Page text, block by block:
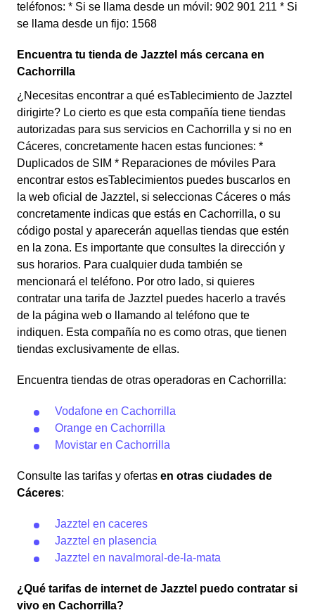
teléfonos: * Si se llama desde un móvil: 902 901 211 * Si
se llama desde un fijo: 1568
Encuentra tu tienda de Jazztel más cercana en
Cachorrilla
¿Necesitas encontrar a qué esTablecimiento de Jazztel
dirigirte? Lo cierto es que esta compañía tiene tiendas
autorizadas para sus servicios en Cachorrilla y si no en
Cáceres, concretamente hacen estas funciones: *
Duplicados de SIM * Reparaciones de móviles Para
encontrar estos esTablecimientos puedes buscarlos en
la web oficial de Jazztel, si seleccionas Cáceres o más
concretamente indicas que estás en Cachorrilla, o su
código postal y aparecerán aquellas tiendas que estén
en la zona. Es importante que consultes la dirección y
sus horarios. Para cualquier duda también se
mencionará el teléfono. Por otro lado, si quieres
contratar una tarifa de Jazztel puedes hacerlo a través
de la página web o llamando al teléfono que te
indiquen. Esta compañía no es como otras, que tienen
tiendas exclusivamente de ellas.
Encuentra tiendas de otras operadoras en Cachorrilla:
Vodafone en Cachorrilla
Orange en Cachorrilla
Movistar en Cachorrilla
Consulte las tarifas y ofertas en otras ciudades de
Cáceres:
Jazztel en caceres
Jazztel en plasencia
Jazztel en navalmoral-de-la-mata
¿Qué tarifas de internet de Jazztel puedo contratar si
vivo en Cachorrilla?